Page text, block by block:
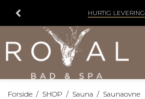
HURTIG LEVERING
Forside / SHOP / Sauna / Saunaovne